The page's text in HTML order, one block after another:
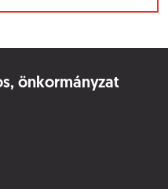
önkormányzat